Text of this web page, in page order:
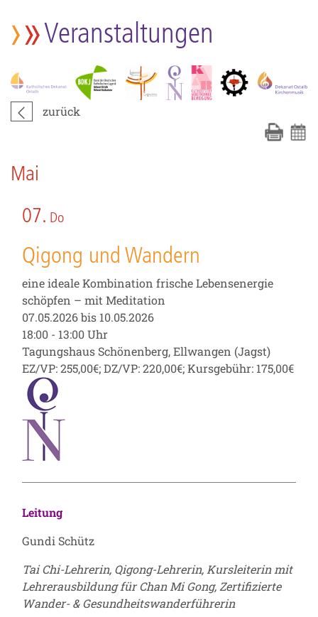
Veranstaltungen
zurück
Mai
07. Do
Qigong und Wandern
eine ideale Kombination frische Lebensenergie
schöpfen – mit Meditation
07.05.2026 bis 10.05.2026
18:00 - 13:00 Uhr
Tagungshaus Schönenberg, Ellwangen (Jagst)
EZ/VP: 255,00€; DZ/VP: 220,00€; Kursgebühr: 175,00€
Leitung
Gundi Schütz
Tai Chi-Lehrerin, Qigong-Lehrerin, Kursleiterin mit
Lehrerausbildung für Chan Mi Gong, Zertifizierte
Wander- & Gesundheitswanderführerin